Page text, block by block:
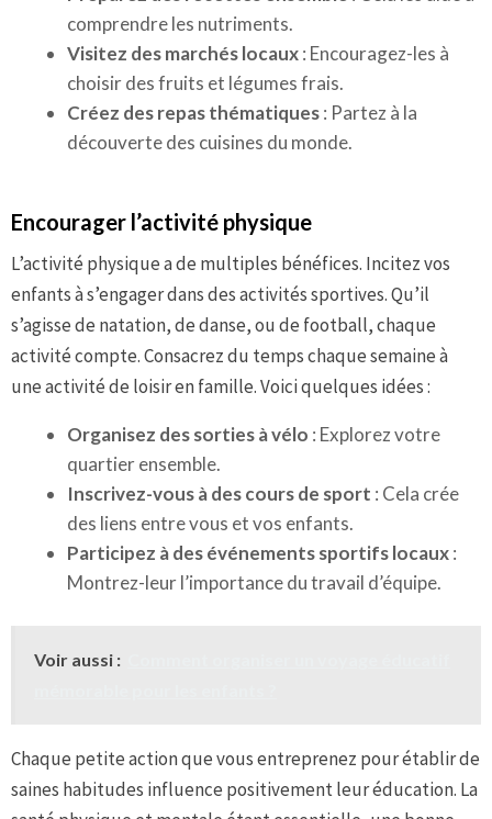
comprendre les nutriments.
Visitez des marchés locaux: Encouragez-les à
choisir des fruits et légumes frais.
Créez des repas thématiques: Partez à la
découverte des cuisines du monde.
Encourager l’activité physique
L’activité physique a de multiples bénéfices. Incitez vos
enfants à s’engager dans des activités sportives. Qu’il
s’agisse de natation, de danse, ou de football, chaque
activité compte. Consacrez du temps chaque semaine à
une activité de loisir en famille. Voici quelques idées :
Organisez des sorties à vélo : Explorez votre
quartier ensemble.
Inscrivez-vous à des cours de sport : Cela crée
des liens entre vous et vos enfants.
Participez à des événements sportifs locaux:
Montrez-leur l’importance du travail d’équipe.
Voir aussi :
Chaque petite action que vous entreprenez pour établir de
saines habitudes influence positivement leur éducation. La